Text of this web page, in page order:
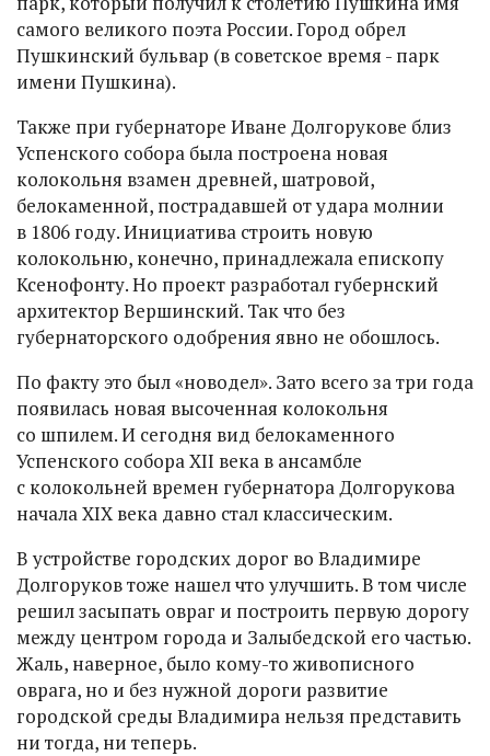
самого великого поэта России. Город обрел
Пушкинский бульвар (в советское время - парк
имени Пушкина).
Также при губернаторе Иване Долгорукове близ
Успенского собора была построена новая
колокольня взамен древней, шатровой,
белокаменной, пострадавшей от удара молнии
в 1806 году. Инициатива строить новую
колокольню, конечно, принадлежала епископу
Ксенофонту. Но проект разработал губернский
архитектор Вершинский. Так что без
губернаторского одобрения явно не обошлось.
По факту это был «новодел». Зато всего за три года
появилась новая высоченная колокольня
со шпилем. И сегодня вид белокаменного
Успенского собора XII века в ансамбле
с колокольней времен губернатора Долгорукова
начала XIX века давно стал классическим.
В устройстве городских дорог во Владимире
Долгоруков тоже нашел что улучшить. В том числе
решил засыпать овраг и построить первую дорогу
между центром города и Залыбедской его частью.
Жаль, наверное, было кому-то живописного
оврага, но и без нужной дороги развитие
городской среды Владимира нельзя представить
ни тогда, ни теперь.